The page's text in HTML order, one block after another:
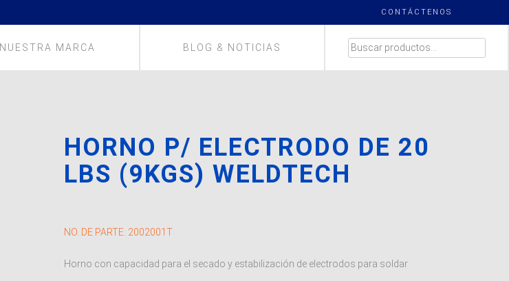
CONTÁCTENOS
NUESTRA MARCA BLOG & NOTICIAS BUSCAR
HORNO P/ ELECTRODO DE 20
LBS (9KGS) WELDTECH
NO. DE PARTE: 2002001T
Horno con capacidad para el secado y estabilización de electrodos para soldar